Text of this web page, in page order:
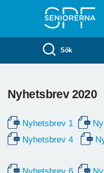
Sök
Nyhetsbrev 2020
Nyhetsbrev 1
Nyhetsbrev 4